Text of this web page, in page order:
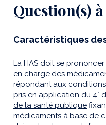
Question(s)
Caractéristiques
La HAS doit se
en charge des
répondant aux conditions
pris en application du 4°
de la santé publique
médicaments à base de